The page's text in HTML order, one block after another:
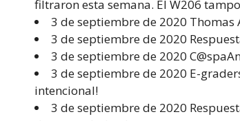
filtraron esta semana. El W206
3 de septiembre de 2020 Thomas
3 de septiembre de 2020
3 de septiembre de 2020
3 de septiembre de 2020 E-
intencional!
3 de septiembre de 2020